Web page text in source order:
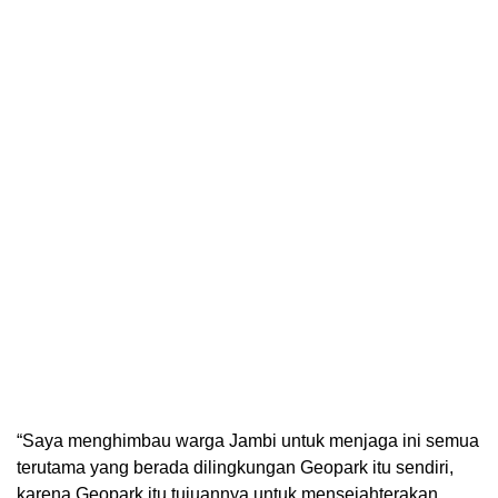
“Saya menghimbau warga Jambi untuk menjaga ini semua
terutama yang berada dilingkungan Geopark itu sendiri,
karena Geopark itu tujuannya untuk mensejahterakan